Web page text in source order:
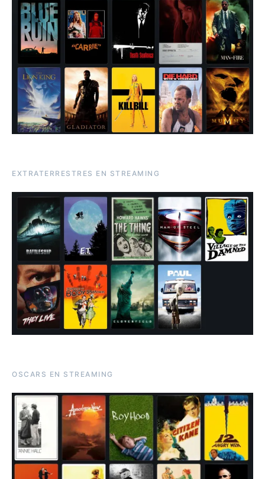
EXTRATERRESTRES EN STREAMING
OSCARS EN STREAMING